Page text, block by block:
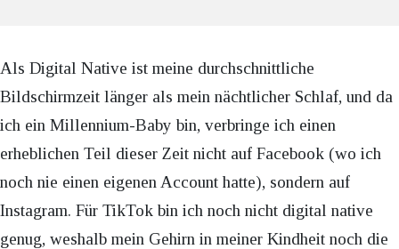
Als Digital Native ist meine durchschnittliche
Bildschirmzeit länger als mein nächtlicher Schlaf, und da
ich ein Millennium-Baby bin, verbringe ich einen
erheblichen Teil dieser Zeit nicht auf Facebook (wo ich
noch nie einen eigenen Account hatte), sondern auf
Instagram. Für TikTok bin ich noch nicht digital native
genug, weshalb mein Gehirn in meiner Kindheit noch die